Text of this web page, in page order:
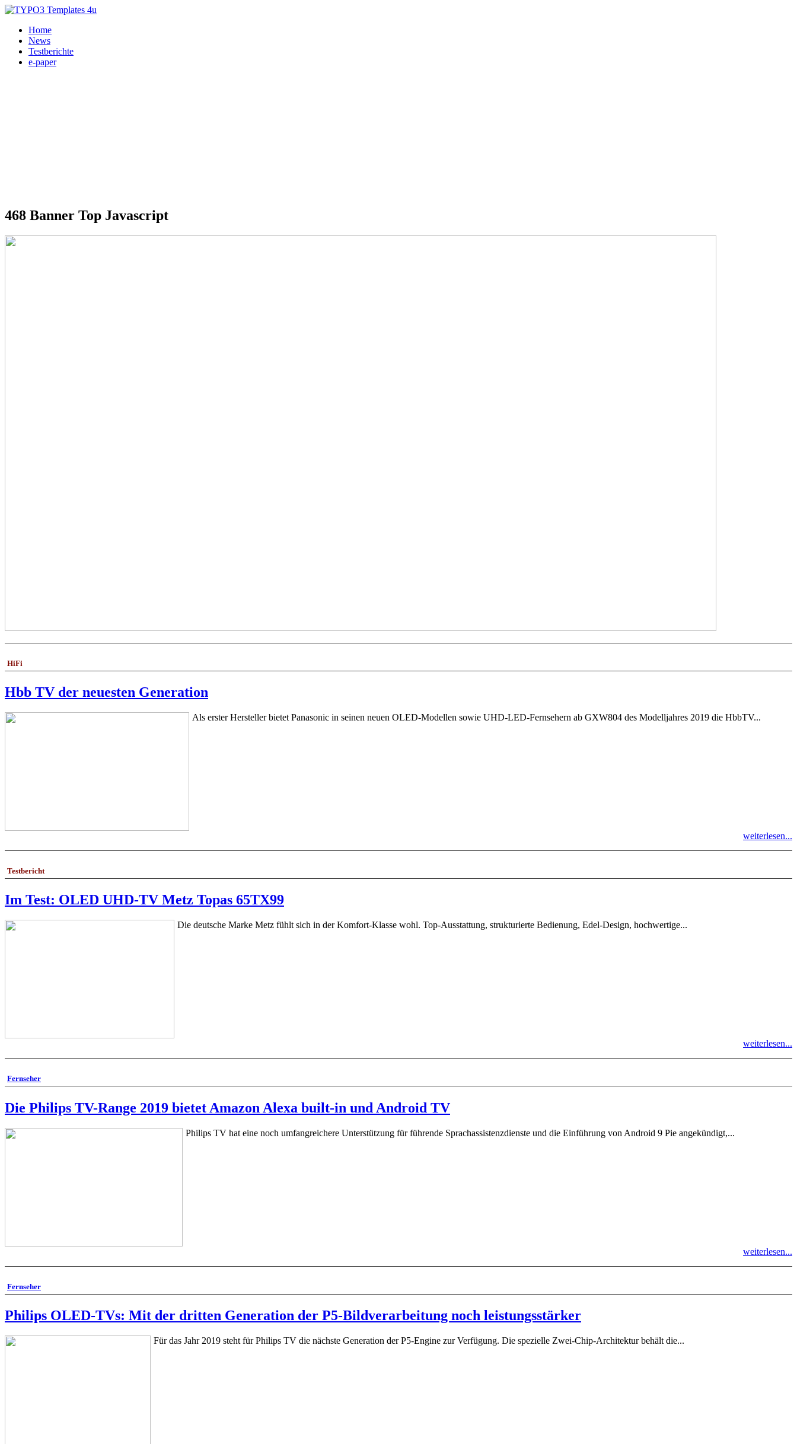
Home
News
Testberichte
e-paper
468 Banner Top Javascript
HiFi
Hbb TV der neuesten Generation
Als erster Hersteller bietet Panasonic in seinen neuen OLED-Modellen sowie UHD-LED-Fernsehern ab GXW804 des Modelljahres 2019 die HbbTV...
weiterlesen...
Testbericht
Im Test: OLED UHD-TV Metz Topas 65TX99
Die deutsche Marke Metz fühlt sich in der Komfort-Klasse wohl. Top-Ausstattung, strukturierte Bedienung, Edel-Design, hochwertige...
weiterlesen...
Fernseher
Die Philips TV-Range 2019 bietet Amazon Alexa built-in und Android TV
Philips TV hat eine noch umfangreichere Unterstützung für führende Sprachassistenzdienste und die Einführung von Android 9 Pie angekündigt,...
weiterlesen...
Fernseher
Philips OLED-TVs: Mit der dritten Generation der P5-Bildverarbeitung noch leistungsstärker
Für das Jahr 2019 steht für Philips TV die nächste Generation der P5-Engine zur Verfügung. Die spezielle Zwei-Chip-Architektur behält die...